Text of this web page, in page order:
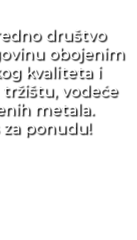
društvo
obojenim
kvaliteta i
vodeće
metala.
ponudu!